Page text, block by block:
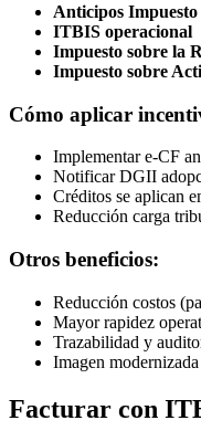
Anticipos
ITBIS operacional
Impuesto sobre la
Impuesto sobre
Cómo aplicar
Implementar e-CF
Notificar DGII
Créditos se aplican
Reducción carga
Otros beneficios:
Reducción costos
Mayor rapidez
Trazabilidad y
Imagen
Facturar con